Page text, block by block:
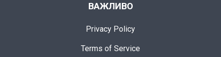
ВАЖЛИВО
Privacy Policy
Terms of Service